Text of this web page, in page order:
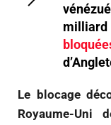
Le blocage
Royaume-Uni